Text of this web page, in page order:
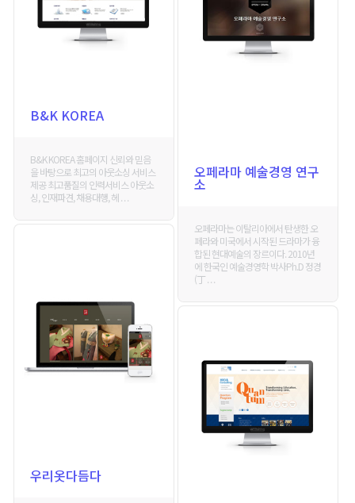
오페라마 예술경영 연구
소
오페라마는 이탈리아에서 탄생한 오
페라와 미국에서 시작된 드라마가 융
합된 현대예술의 장르이다. 2010년
에 한국인 예술경영학 박사Ph.D 정경
(丁 . . .
B&K KOREA
B&K KOREA 홈페이지 신뢰와 믿음
을 바탕으로 최고의 아웃소싱 서비스
제공 최고품질의 인력서비스 아웃소
싱, 인재파견, 채용대행, 헤 . . .
우리옷다듬다